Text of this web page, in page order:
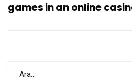
games in an online